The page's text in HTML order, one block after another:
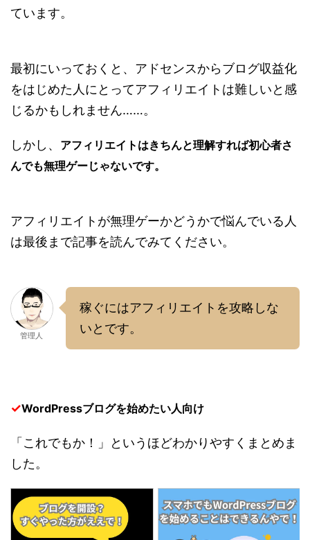
ています。
最初にいっておくと、アドセンスからブログ収益化
をはじめた人にとってアフィリエイトは難しいと感
じるかもしれません……。
しかし、 アフィリエイトはきちんと理解すれば初心者さ
んでも無理ゲーじゃないです。
アフィリエイトが無理ゲーかどうかで悩んでいる人
は最後まで記事を読んでみてください。
管理人
稼ぐにはアフィリエイトを攻略しな
いとです。
✓WordPressブログを始めたい人向け
「これでもか！」というほどわかりやすくまとめま
した。